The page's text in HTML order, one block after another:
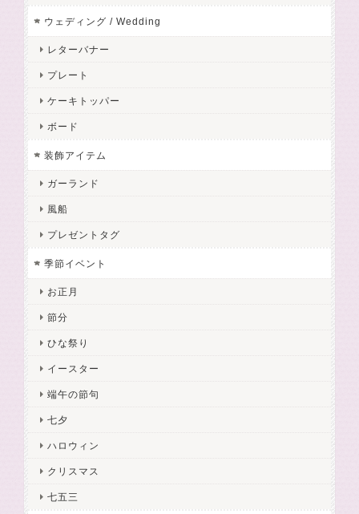
ウェディング / Wedding
レターバナー
プレート
ケーキトッパー
ボード
装飾アイテム
ガーランド
風船
プレゼントタグ
季節イベント
お正月
節分
ひな祭り
イースター
端午の節句
七夕
ハロウィン
クリスマス
七五三